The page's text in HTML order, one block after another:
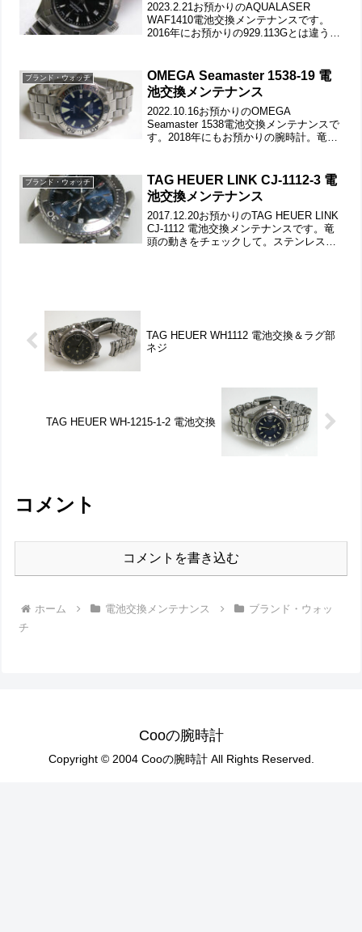
2023.2.21お預かりのAQUALASER
WAF1410電池交換メンテナンスです。
2016年にお預かりの929.113Gとは違うモ
ックル。微調整位置をチェックしま...
ブランド・ウォッチ
OMEGA Seamaster 1538-19 電
池交換メンテナンス
2022.10.16お預かりのOMEGA
Seamaster 1538電池交換メンテナンスで
す。2018年にもお預かりの腕時計。竜頭
グ部のバネ棒は洗浄します。裏蓋はス
ク...
ブランド・ウォッチ
TAG HEUER LINK CJ-1112-3 電
池交換メンテナンス
2017.12.20お預かりのTAG HEUER LINK
CJ-1112 電池交換メンテナンスです。竜
頭の動きをチェックして。ステンレス無
TAG HEUER WH1112 電池交換＆ラグ部
ネジ
TAG HEUER WH-1215-1-2 電池交換
コメント
コメントを書き込む
ホーム 電池交換メンテナンス
ブランド・ウォッ
チ
Cooの腕時計
Copyright © 2004 Cooの腕時計 All Rights Reserved.